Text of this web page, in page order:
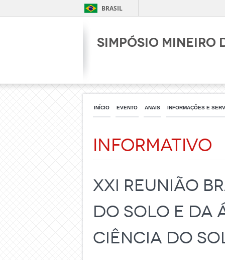
BRASIL
Simpósio Mineiro
INÍCIO EVENTO ANAIS INFORMAÇÕES E
Informativo
XXI Reunião
do Solo e da
Ciência do